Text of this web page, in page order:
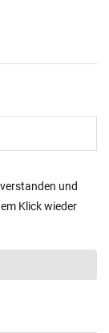
und
Klick wieder